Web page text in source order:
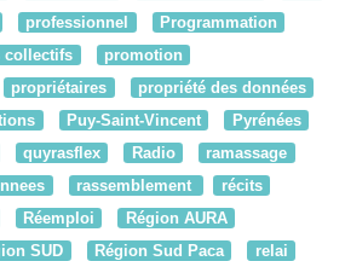
professionnel
Programmation
collectifs
promotion
propriétaires
propriété des données
Puy-Saint-Vincent
Pyrénées
quyrasflex Radio
ramassage
rassemblement
récits
Réemploi
Région AURA
SUD Région Sud Paca
relai